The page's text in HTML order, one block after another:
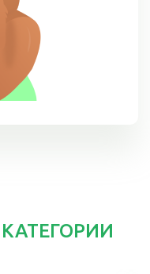
КАТЕГОРИИ